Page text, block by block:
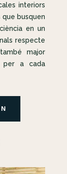
interiors
busquen
en un
respecte
major
per a cada